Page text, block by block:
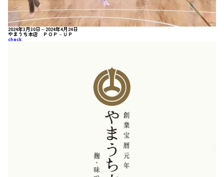
2024年3月30日～2024年4月24日
やまうち本店 ＰＯＰ－ＵＰ
check